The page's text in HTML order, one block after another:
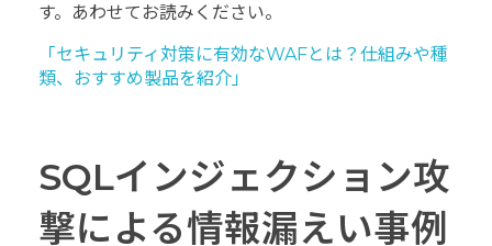
す。あわせてお読みください。
「セキュリティ対策に有効なWAFとは？仕組みや種
類、おすすめ製品を紹介」
SQLインジェクション攻
撃による情報漏えい事例